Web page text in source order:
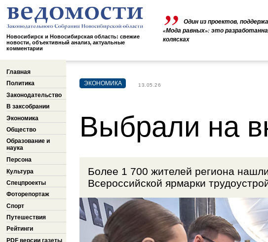
Новосибирск и Новосибирская область: свежие
новости, объективный анализ, актуальные
комментарии
Один из проектов,
«Мода равных»: это
колясках
Главная
Политика
Законодательство
В заксобрании
Экономика
Общество
Образование и
наука
Персона
Культура
Спецпроекты
Фоторепортаж
Спорт
Путешествия
Рейтинги
ЭКОНОМИКА 13.05.26
Выбрали на
Более 1 700 жителей региона
Всероссийской ярмарки